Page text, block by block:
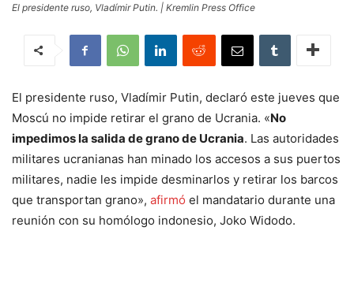
El presidente ruso, Vladímir Putin. | Kremlin Press Office
El presidente ruso, Vladímir Putin, declaró este jueves que
Moscú no impide retirar el grano de Ucrania. «No
impedimos la salida de grano de Ucrania. Las autoridades
militares ucranianas han minado los accesos a sus puertos
militares, nadie les impide desminarlos y retirar los barcos
que transportan grano», afirmó el mandatario durante una
reunión con su homólogo indonesio, Joko Widodo.